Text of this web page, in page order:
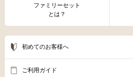
ファミリーセット
とは？
初めてのお客様へ
ご利用ガイド